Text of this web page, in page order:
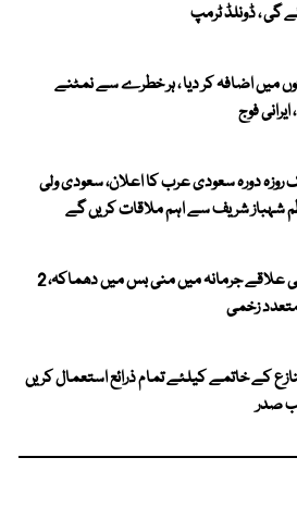
گی ، ڈونلڈ ٹرمپ
میں اضافہ کر دیا ، ہر خطرے سے نمٹنے
فوج
روزہ دورہ سعودی عرب کا اعلان، سعودی ولی
شہباز شریف سے اہم ملاقات کریں گے
دمشق کے نواحی علاقے جرمانہ میں منی بس میں دھماکہ، 2
متعدد زخمی
کے خاتمے کیلئے تمام ذرائع استعمال کریں
صدر